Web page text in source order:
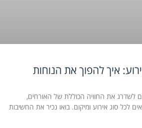
איך להפוך את הנוחות
לשדרג את החוויה הכוללת של האורחים,
לכל סוג אירוע ומיקום. בואו נכיר את החשיבות